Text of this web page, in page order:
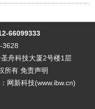
66099333
3628
舟科技大厦2号楼1层
所有 免责声明
： 网新科技(www.ibw.cn)